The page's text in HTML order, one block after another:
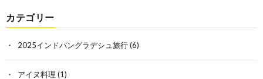
カテゴリー
2025インドバングラデシュ旅行(6)
アイヌ料理 (1)